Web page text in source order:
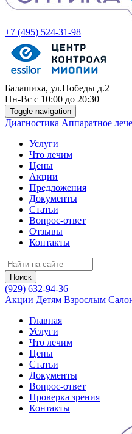
+7 (495) 524-31-98
Балашиха, ул.Победы д.2
Пн-Вс с 10:00 до 20:30
Toggle navigation
Диагностика Аппаратное
Услуги
Что лечим
Цены
Акции
Предложения
Документы
Статьи
Вопрос-ответ
Отзывы
Контакты
(929) 632-94-36
Акции Детям Взрослым
Главная
Услуги
Что лечим
Цены
Статьи
Документы
Вопрос‑ответ
Проверка зрения
Контакты